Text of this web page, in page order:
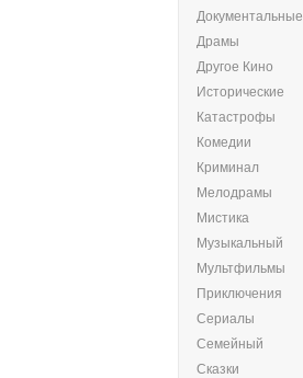
Документальные
Драмы
Другое Кино
Исторические
Катастрофы
Комедии
Криминал
Мелодрамы
Мистика
Музыкальный
Мультфильмы
Приключения
Сериалы
Семейный
Сказки